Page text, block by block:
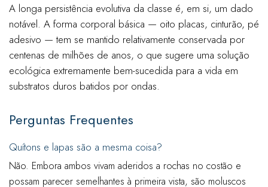
A longa persistência evolutiva da classe é, em si, um dado
notável. A forma corporal básica — oito placas, cinturão, pé
adesivo — tem se mantido relativamente conservada por
centenas de milhões de anos, o que sugere uma solução
ecológica extremamente bem-sucedida para a vida em
substratos duros batidos por ondas.
Perguntas Frequentes
Quítons e lapas são a mesma coisa?
Não. Embora ambos vivam aderidos a rochas no costão e
possam parecer semelhantes à primeira vista, são moluscos